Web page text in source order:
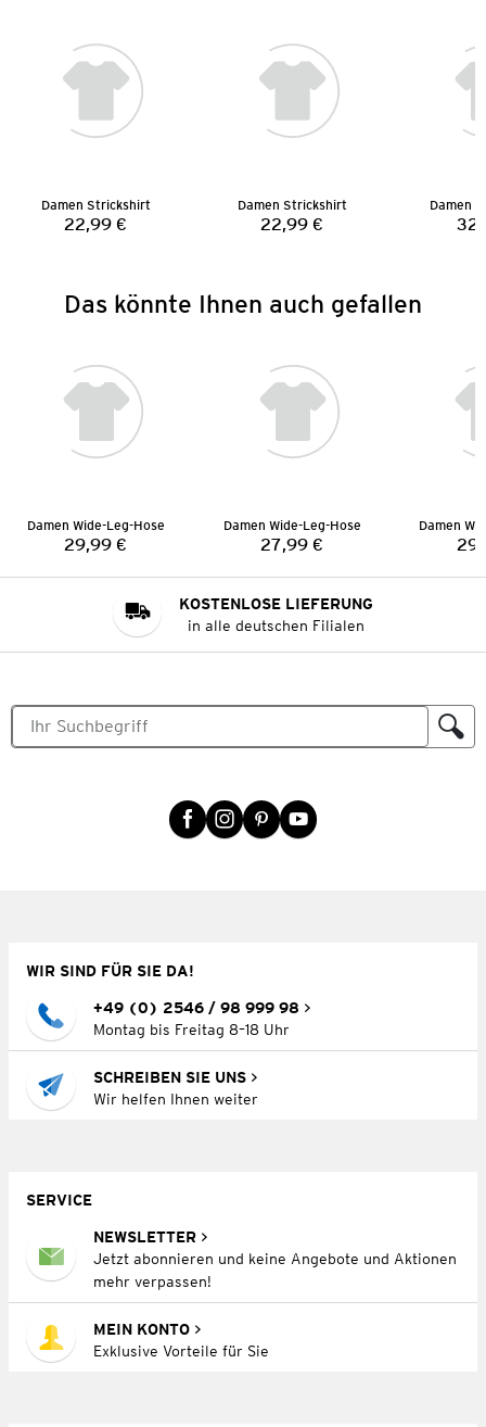
Damen Strickshirt
Preis:
22,99 €
Damen Strickshirt
Preis:
22,99 €
Damen
Das könnte Ihnen auch gefallen
Damen Wide-Leg-Hose
Preis:
29,99 €
Damen Wide-Leg-Hose
Preis:
27,99 €
Damen
KOSTENLOSE LIEFERUNG
in alle deutschen Filialen
WIR SIND FÜR SIE DA!
+49 (0) 2546 / 98 999 98
Montag bis Freitag 8–18 Uhr
SCHREIBEN SIE UNS
Wir helfen Ihnen weiter
SERVICE
NEWSLETTER
Jetzt abonnieren und keine Angebote und Aktionen
mehr verpassen!
MEIN KONTO
Exklusive Vorteile für Sie